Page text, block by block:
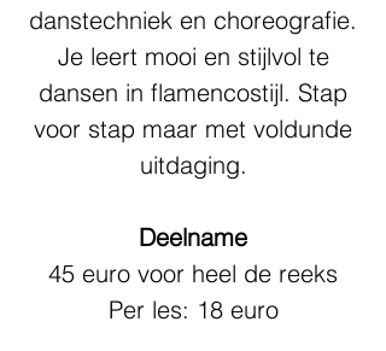
danstechniek en choreografie.
Je leert mooi en stijlvol te
dansen in flamencostijl. Stap
voor stap maar met voldunde
uitdaging.
Deelname
45 euro voor heel de reeks
Per les: 18 euro